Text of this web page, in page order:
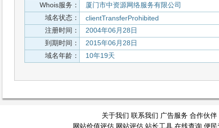
Whois服务：
厦门市中资源网络服务有限公司
域名状态：
clientTransferProhibited
注册时间：
2004年06月28日
到期时间：
2015年06月28日
域名年龄：
10年19天
关于我们 联系我们 广告服务 合作伙伴
网站价值评估, 网站评估, 站长工具, 在线查询 便民